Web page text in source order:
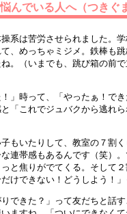
悩んでいる人へ（つき
系は苦労させられました。
、めっちゃミジメ。鉄棒も
。（いまでも、跳び箱の前
」時って、「やったぁ！で
「これでジュバクから逃れ
もいたりして、教室の７割
連帯感もあるんです（笑）
と焦りがでてくる。そして
けできない！どうしよう！
できた？」って友だちと話